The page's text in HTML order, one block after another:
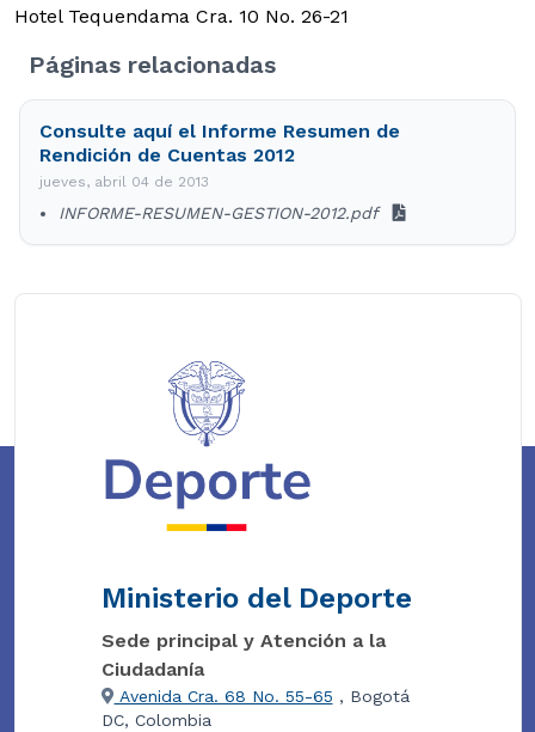
Hotel Tequendama Cra. 10 No. 26-21
Páginas relacionadas
Consulte aquí el Informe Resumen de
Rendición de Cuentas 2012
jueves, abril 04 de 2013
INFORME-RESUMEN-GESTION-2012.pdf
Ministerio del Deporte
Sede principal y Atención a la
Ciudadanía
Avenida Cra. 68 No. 55-65 , Bogotá
DC, Colombia